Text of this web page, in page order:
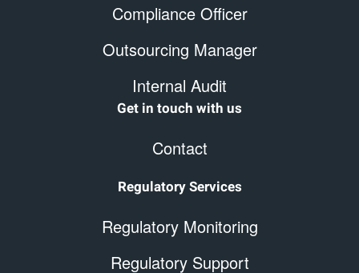
Compliance Officer
Outsourcing Manager
Internal Audit
Get in touch with us
Contact
Regulatory Services
Regulatory Monitoring
Regulatory Support